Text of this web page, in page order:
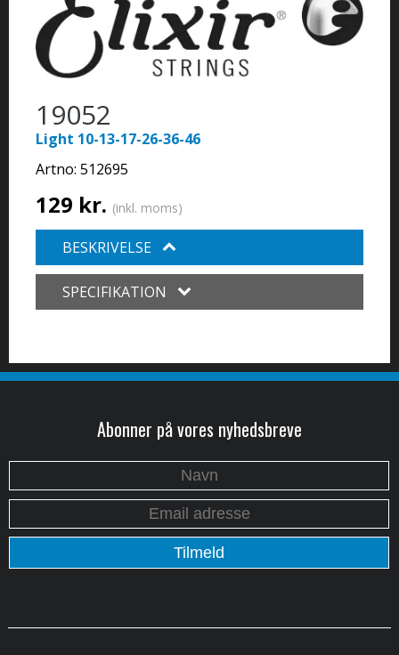
19052
Light 10-13-17-26-36-46
Artno: 512695
129 kr. (inkl. moms)
BESKRIVELSE
SPECIFIKATION
Abonner på vores nyhedsbreve